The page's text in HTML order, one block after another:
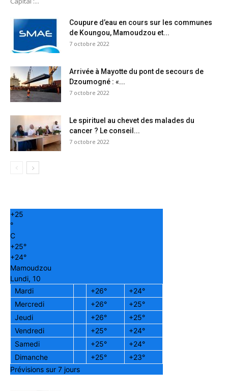
Coupure d’eau en cours sur les communes
de Koungou, Mamoudzou et...
7 octobre 2022
Arrivée à Mayotte du pont de secours de
Dzoumogné : «...
7 octobre 2022
Le spirituel au chevet des malades du
cancer ? Le conseil...
7 octobre 2022
+25
°
C
+25°
+24°
Mamoudzou
Lundi, 10
Mardi
+26° +24°
Mercredi
+26° +25°
Jeudi
+26° +25°
Vendredi
+25° +24°
Samedi
+25° +24°
Dimanche
+25° +23°
Prévisions sur 7 jours